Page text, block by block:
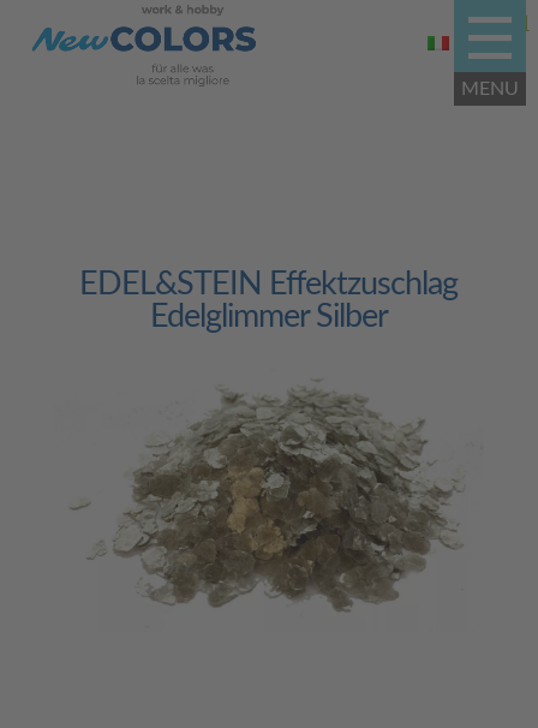
EDEL&STEIN Effektzuschlag
Edelglimmer Silber